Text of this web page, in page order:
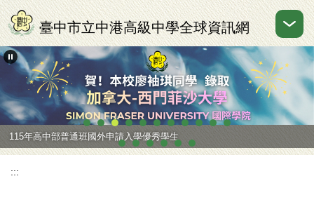
跳
到
主
要
區
臺中市立中港高級中學全球資訊網
115年高中部普通班國外申請入學優秀學生
:::